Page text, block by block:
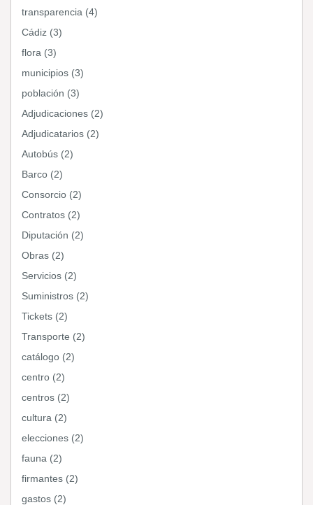
transparencia (4)
Cádiz (3)
flora (3)
municipios (3)
población (3)
Adjudicaciones (2)
Adjudicatarios (2)
Autobús (2)
Barco (2)
Consorcio (2)
Contratos (2)
Diputación (2)
Obras (2)
Servicios (2)
Suministros (2)
Tickets (2)
Transporte (2)
catálogo (2)
centro (2)
centros (2)
cultura (2)
elecciones (2)
fauna (2)
firmantes (2)
gastos (2)